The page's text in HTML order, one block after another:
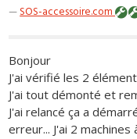
—SOS-accessoire.com
Bonjour
J'ai vérifié les 2
J'ai tout démonté et
J'ai relancé ça a
erreur... J'ai 2